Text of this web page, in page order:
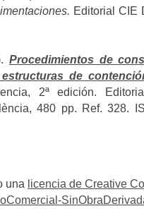
Editorial CIE
Procedimientos de
de
2ª edición.
480 pp. Ref. 328.
una licencia de Creative